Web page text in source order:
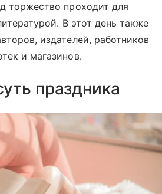
торжество проходит для
В этот день также
издателей, работников
и магазинов.
праздника